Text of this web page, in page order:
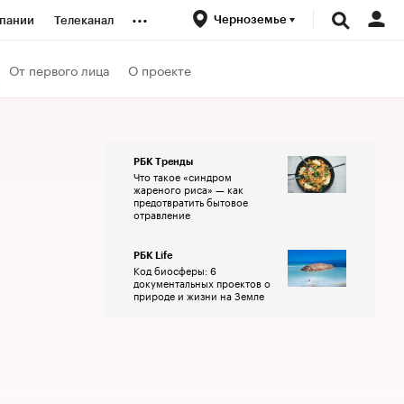
Телеканал ... Черноземье
От первого лица О проекте
РБК Тренды
Что такое «синдром
жареного риса» — как
предотвратить бытовое
отравление
РБК Life
Код биосферы: 6
документальных проектов о
природе и жизни на Земле